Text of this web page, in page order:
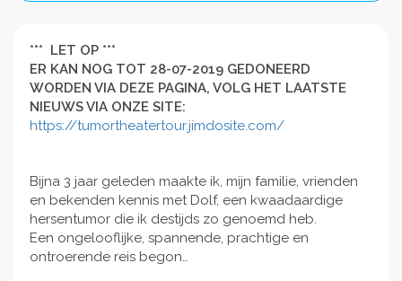
*** LET OP ***
ER KAN NOG TOT 28-07-2019 GEDONEERD
WORDEN VIA DEZE PAGINA, VOLG HET LAATSTE
NIEUWS VIA ONZE SITE:
https://tumortheatertour.jimdosite.com/
Bijna 3 jaar geleden maakte ik, mijn familie, vrienden
en bekenden kennis met Dolf, een kwaadaardige
hersentumor die ik destijds zo genoemd heb.
Een ongelooflijke, spannende, prachtige en
ontroerende reis begon…